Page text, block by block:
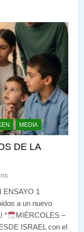
MEDIA
DE LA
ENSAYO 1
a un nuevo
*
MIÉRCOLES –
ISRAEL con el